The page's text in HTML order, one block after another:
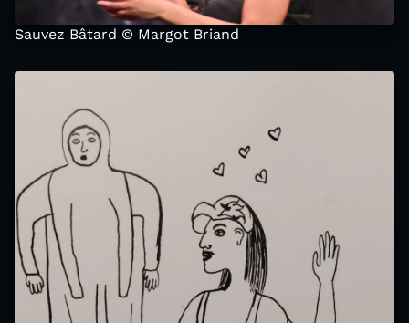
Sauvez Bâtard © Margot Briand